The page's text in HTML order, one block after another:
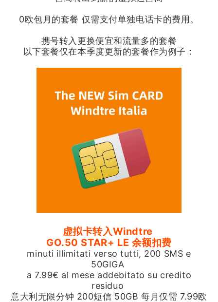
0欧包月的套餐 仅需支付单独电话卡的费用。
携号转入更换便宜和流量多的套餐
以下套餐仅在本季度更新的套餐作为例子：
虚拟卡转入Windtre
GO.50 STAR+ LE 余额扣费
minuti illimitati verso tutti, 200 SMS e
50GIGA
a 7.99€ al mese addebitato su credito
residuo
意大利无限分钟 200短信 50GB 每月仅需 7.99欧